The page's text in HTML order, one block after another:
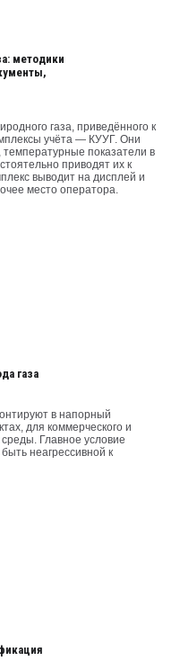
методики
газа, приведённого к
учёта — КУУГ. Они
показатели в
приводят их к
выводит на дисплей и
место оператора.
газа
в напорный
для коммерческого и
Главное условие
неагрессивной к